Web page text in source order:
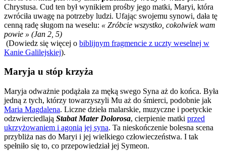
Chrystusa. Cud ten był wynikiem prośby jego matki, Maryi, która
zwróciła uwagę na potrzeby ludzi. Ufając swojemu synowi, dała tę
cenną radę sługom na weselu: « Zróbcie wszystko, cokolwiek wam
powie » (Jan 2, 5)
(Dowiedz się więcej o biblijnym fragmencie z uczty weselnej w
Kanie Galilejskiej).
Maryja u stóp krzyża
Maryja odważnie podążała za męką swego Syna aż do końca. Była
jedną z tych, którzy towarzyszyli Mu aż do śmierci, podobnie jak
Maria Magdalena. Liczne dzieła malarskie, muzyczne i poetyckie
odzwierciedlają Stabat Mater Dolorosa, cierpienie matki przed
ukrzyżowaniem i agonią jej syna. Ta nieskończenie bolesna scena
przybliża nas do Maryi i jej wielkiego człowieczeństwa. I tak
spełniło się to, co przepowiedział jej Symeon.